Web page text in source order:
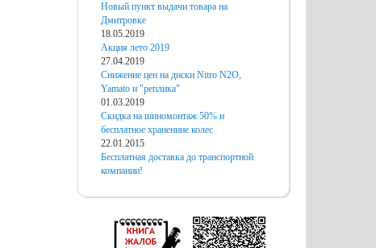
Новый пункт выдачи товара на
Дмитровке
18.05.2019
Акция лето 2019
27.04.2019
Снижение цен на диски Nitro N2O,
Yamato и "реплика"
01.03.2019
Скидка на шиномонтаж 50% и
бесплатное хранениие колес
22.01.2015
Бесплатная доставка до транспортной
компании!